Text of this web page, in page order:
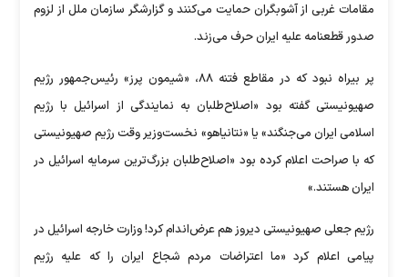
مقامات غربی از آشوبگران حمایت می‌کنند و گزارشگر سازمان ملل از لزوم
صدور قطعنامه علیه ایران حرف می‌زند.
پر بیراه نبود که در مقاطع فتنه ۸۸، «شیمون پرز» رئیس‌جمهور رژیم
صهیونیستی گفته بود «اصلاح‌طلبان به نمایندگی از اسرائیل با رژیم
اسلامی ایران می‌جنگند» یا «نتانیاهو» نخست‌وزیر وقت رژیم صهیونیستی
که با صراحت اعلام کرده بود «اصلاح‌طلبان بزرگ‌ترین سرمایه اسرائیل در
ایران هستند.»
رژیم جعلی صهیونیستی دیروز هم عرض‌اندام کرد! وزارت خارجه اسرائیل در
پیامی اعلام کرد «ما اعتراضات مردم شجاع ایران را که علیه رژیم